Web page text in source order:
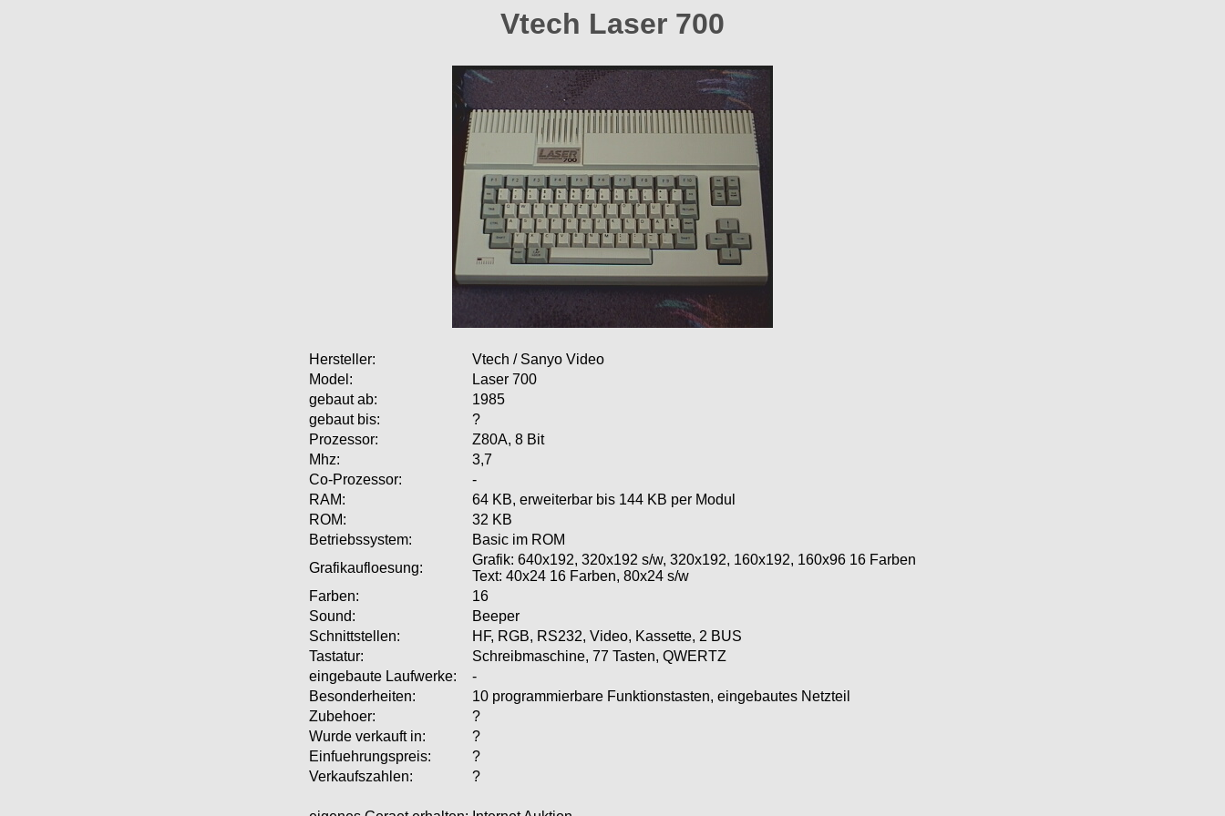
Vtech Laser 700
Hersteller:
Vtech / Sanyo Video
Model:
Laser 700
gebaut ab:
1985
gebaut bis:
?
Prozessor:
Z80A, 8 Bit
Mhz:
3,7
Co-Prozessor:
-
RAM:
64 KB, erweiterbar bis 144 KB per Modul
ROM:
32 KB
Betriebssystem:
Basic im ROM
Grafikaufloesung:
Grafik: 640x192, 320x192 s/w, 320x192, 160x192, 160x96 16 Farben
Text: 40x24 16 Farben, 80x24 s/w
Farben:
16
Sound:
Beeper
Schnittstellen:
HF, RGB, RS232, Video, Kassette, 2 BUS
Tastatur:
Schreibmaschine, 77 Tasten, QWERTZ
eingebaute Laufwerke:
-
Besonderheiten:
10 programmierbare Funktionstasten, eingebautes Netzteil
Zubehoer:
?
Wurde verkauft in:
?
Einfuehrungspreis:
?
Verkaufszahlen:
?